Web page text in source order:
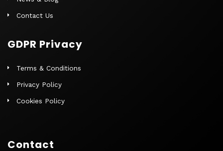
Contact Us
GDPR Privacy
Terms & Conditions
Privacy Policy
Cookies Policy
Contact